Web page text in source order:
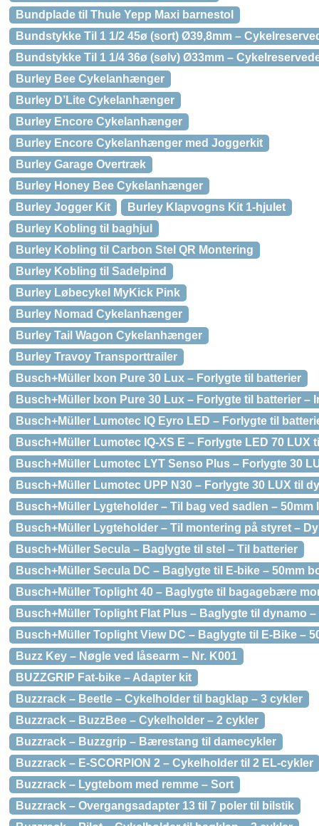
Bundplade til Thule Yepp Maxi barnestol
Bundstykke Til 1 1/2 45ø (sort) Ø39,8mm –
Bundstykke Til 1 1/4 36ø (sølv) Ø33mm –
Burley Bee Cykelanhænger
Burley D’Lite Cykelanhænger
Burley Encore Cykelanhænger
Burley Encore Cykelanhænger med Joggerkit
Burley Garage Overtræk
Burley Honey Bee Cykelanhænger
Burley Jogger Kit
Burley Klapvogns Kit 1-hjulet
Burley Kobling til baghjul
Burley Kobling til Carbon Stel QR Montering
Burley Kobling til Sadelpind
Burley Løbecykel MyKick Pink
Burley Nomad Cykelanhænger
Burley Tail Wagon Cykelanhænger
Burley Travoy Transporttrailer
Busch+Müller Ixon Pure 30 Lux – Forlygte til batterier
Busch+Müller Ixon Pure 30 Lux – Forlygte til batterier –
Busch+Müller Lumotec IQ Eyro LED – Forlygte til
Busch+Müller Lumotec IQ-XS E – Forlygte LED 70 LUX
Busch+Müller Lumotec LYT Senso Plus – Forlygte 30
Busch+Müller Lumotec UPP N30 – Forlygte 30 LUX til
Busch+Müller Lygteholder – Til bag ved sadlen – 50mm
Busch+Müller Lygteholder – Til montering på styret –
Busch+Müller Secula – Baglygte til stel – Til batterier
Busch+Müller Secula DC – Baglygte til E-bike – 50mm
Busch+Müller Toplight 40 – Baglygte til bagagebære
Busch+Müller Toplight Flat Plus – Baglygte til dynamo
Busch+Müller Toplight View DC – Baglygte til E-Bike –
Buzz Key – Nøgle ved låsearm – Nr. K001
BUZZGRIP Fat-bike – Adapter kit
Buzzrack – Beetle – Cykelholder til bagklap – 3 cykler
Buzzrack – BuzzBee – Cykelholder – 2 cykler
Buzzrack – Buzzgrip – Bærestang til damecykler
Buzzrack – E-SCORPION 2 – Cykelholder til 2 EL-cykler
Buzzrack – Lygtebom med remme – Sort
Buzzrack – Overgangsadapter 13 til 7 poler til bilstik